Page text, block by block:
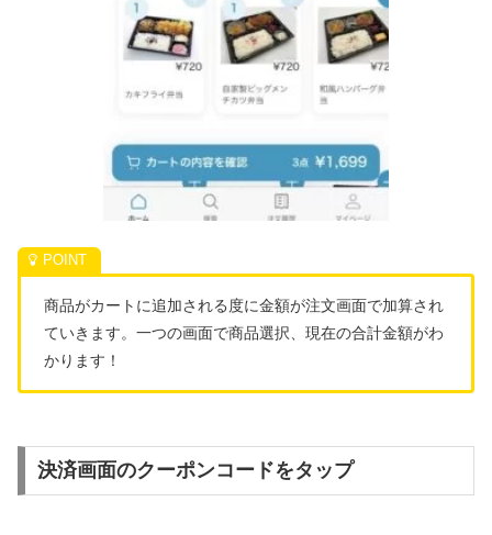
商品がカートに追加される度に金額が注文画面で加算され
ていきます。一つの画面で商品選択、現在の合計金額がわ
かります！
決済画面のクーポンコードをタップ